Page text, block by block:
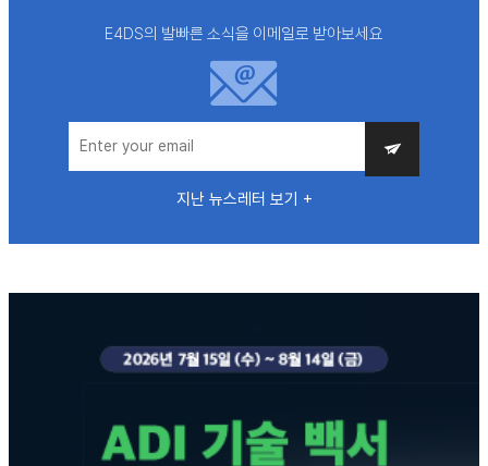
E4DS의 발빠른 소식을 이메일로 받아보세요
지난 뉴스레터 보기 +